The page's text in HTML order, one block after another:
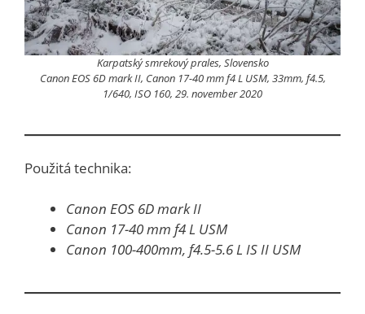
Karpatský smrekový prales, Slovensko
Canon EOS 6D mark II, Canon 17-40 mm f4 L USM, 33mm, f4.5,
1/640, ISO 160, 29. november 2020
Použitá technika:
Canon EOS 6D mark II
Canon 17-40 mm f4 L USM
Canon 100-400mm, f4.5-5.6 L IS II USM